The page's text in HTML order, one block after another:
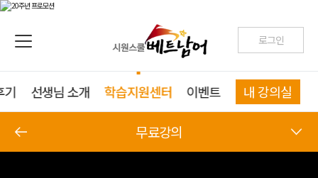
로그인
기 선생님 소개 학습지원센터 이벤트 내 강의실
무료강의